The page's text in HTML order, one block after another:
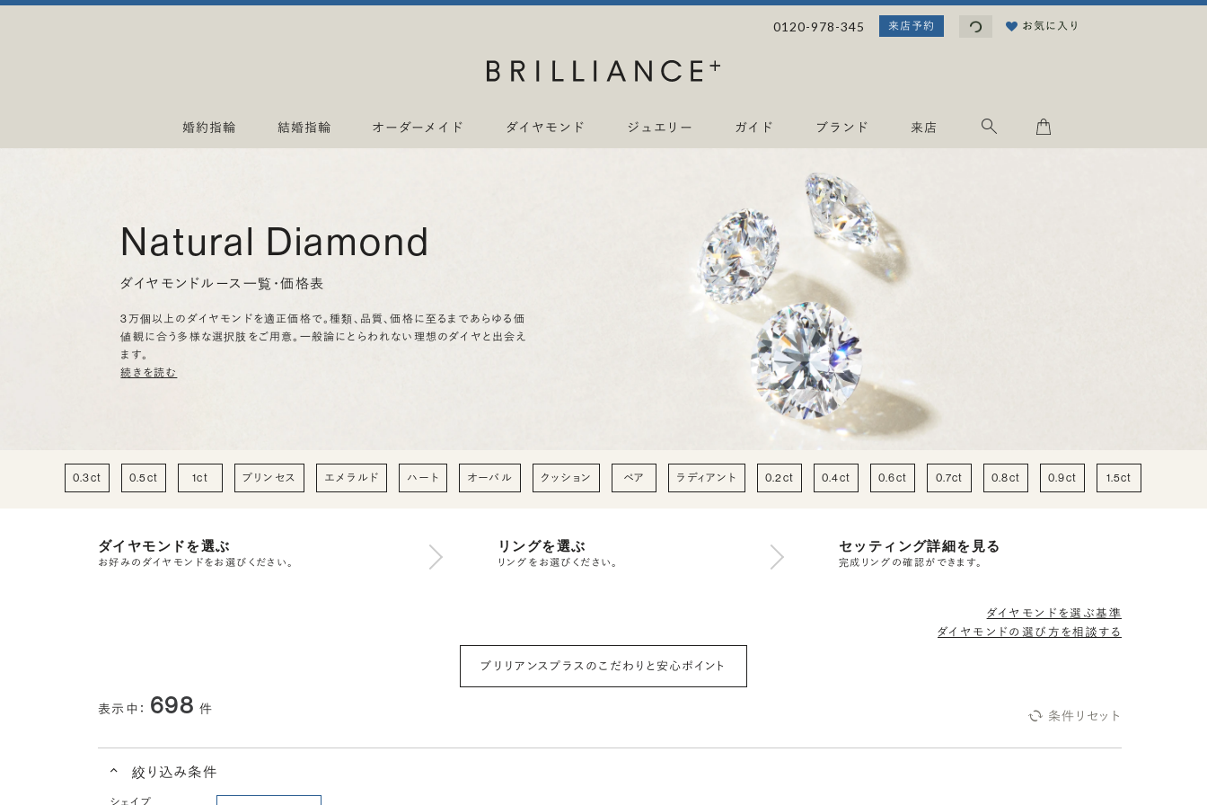
0120-978-345 来店予約
.
お気に入り
婚約指輪 結婚指輪 オーダーメイド ダイヤモンド ジュエリー ガイド ブランド 来店
Natural Diamond
ダイヤモンドルース一覧・価格表
3万個以上のダイヤモンドを適正価格で。種類、品質、価格に至るまであらゆる価
値観に合う多様な選択肢をご用意。一般論にとらわれない理想のダイヤと出会え
ます。
続きを読む
0.3ct 0.5ct 1ct プリンセス エメラルド ハート オーバル クッション ペア ラディアント 0.2ct 0.4ct 0.6ct 0.7ct 0.8ct 0.9ct 1.5ct
ダイヤモンドを選ぶ
お好みのダイヤモンドをお選びください。
リングを選ぶ
リングをお選びください。
セッティング詳細を見る
完成リングの確認ができます。
ダイヤモンドを選ぶ基準
ダイヤモンドの選び方を相談する
ブリリアンスプラスのこだわりと安心ポイント
表示中： 698 件
条件リセット
絞り込み条件